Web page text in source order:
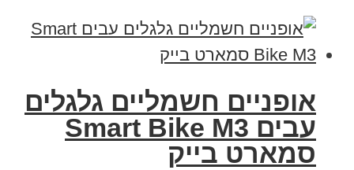
אופניים חשמליים גלגלים
עבים Smart Bike M3
סמארט בייק